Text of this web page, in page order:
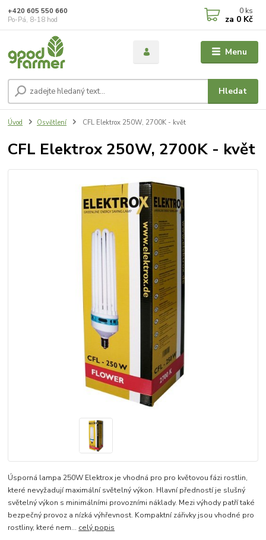
Menu
Hledat
+420 605 550 660
Po-Pá, 8-18 hod
0 ks
za 0 Kč
Úvod Osvětlení CFL Elektrox 250W, 2700K - květ
CFL Elektrox 250W, 2700K - květ
Úsporná lampa 250W Elektrox je vhodná pro pro květovou fázi rostlin,
které nevyžadují maximální světelný výkon. Hlavní předností je slušný
světelný výkon s minimálními provozními náklady. Mezi výhody patří také
bezpečný provoz a nízká výhřevnost. Kompaktní zářivky jsou vhodné pro
rostliny, které nem... celý popis